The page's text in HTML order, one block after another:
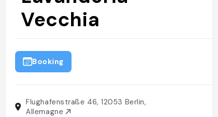
Vecchia
Booking
Flughafenstraße 46, 12053 Berlin,
Allemagne